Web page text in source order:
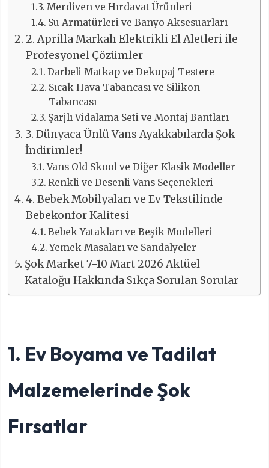
Merdiven ve Hırdavat Ürünleri
Su Armatürleri ve Banyo Aksesuarları
2. Aprilla Markalı Elektrikli El Aletleri ile
Profesyonel Çözümler
Darbeli Matkap ve Dekupaj Testere
Sıcak Hava Tabancası ve Silikon
Tabancası
Şarjlı Vidalama Seti ve Montaj Bantları
3. Dünyaca Ünlü Vans Ayakkabılarda Şok
İndirimler!
Vans Old Skool ve Diğer Klasik Modeller
Renkli ve Desenli Vans Seçenekleri
4. Bebek Mobilyaları ve Ev Tekstilinde
Bebekonfor Kalitesi
Bebek Yatakları ve Beşik Modelleri
Yemek Masaları ve Sandalyeler
Şok Market 7-10 Mart 2026 Aktüel
Kataloğu Hakkında Sıkça Sorulan Sorular
1. Ev Boyama ve Tadilat
Malzemelerinde Şok
Fırsatlar